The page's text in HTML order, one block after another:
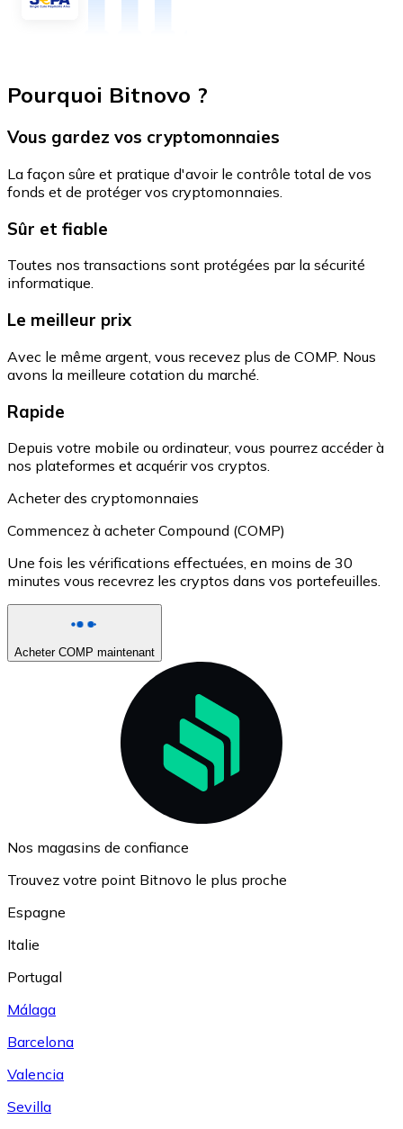
Pourquoi Bitnovo ?
Vous gardez vos cryptomonnaies
La façon sûre et pratique d'avoir le contrôle total de vos
fonds et de protéger vos cryptomonnaies.
Sûr et fiable
Toutes nos transactions sont protégées par la sécurité
informatique.
Le meilleur prix
Avec le même argent, vous recevez plus de COMP. Nous
avons la meilleure cotation du marché.
Rapide
Depuis votre mobile ou ordinateur, vous pourrez accéder à
nos plateformes et acquérir vos cryptos.
Acheter des cryptomonnaies
Commencez à acheter Compound (COMP)
Une fois les vérifications effectuées, en moins de 30
minutes vous recevrez les cryptos dans vos portefeuilles.
Acheter COMP maintenant
Nos magasins de confiance
Trouvez votre point Bitnovo le plus proche
Espagne
Italie
Portugal
Málaga
Barcelona
Valencia
Sevilla